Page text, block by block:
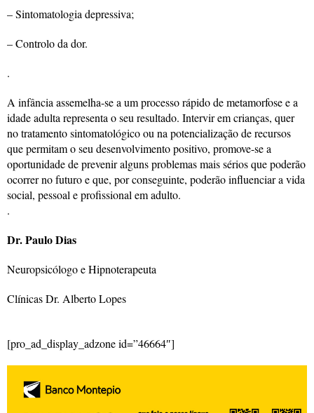
– Sintomatologia depressiva;
– Controlo da dor.
.
A infância assemelha-se a um processo rápido de metamorfose e a
idade adulta representa o seu resultado. Intervir em crianças, quer
no tratamento sintomatológico ou na potencialização de recursos
que permitam o seu desenvolvimento positivo, promove-se a
oportunidade de prevenir alguns problemas mais sérios que poderão
ocorrer no futuro e que, por conseguinte, poderão influenciar a vida
social, pessoal e profissional em adulto.
.
Dr. Paulo Dias
Neuropsicólogo e Hipnoterapeuta
Clínicas Dr. Alberto Lopes
[pro_ad_display_adzone id=”46664″]